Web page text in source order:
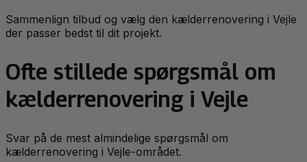
Sammenlign tilbud og vælg den kælderrenovering i Vejle
der passer bedst til dit projekt.
Ofte stillede spørgsmål om
kælderrenovering i Vejle
Svar på de mest almindelige spørgsmål om
kælderrenovering i Vejle-området.